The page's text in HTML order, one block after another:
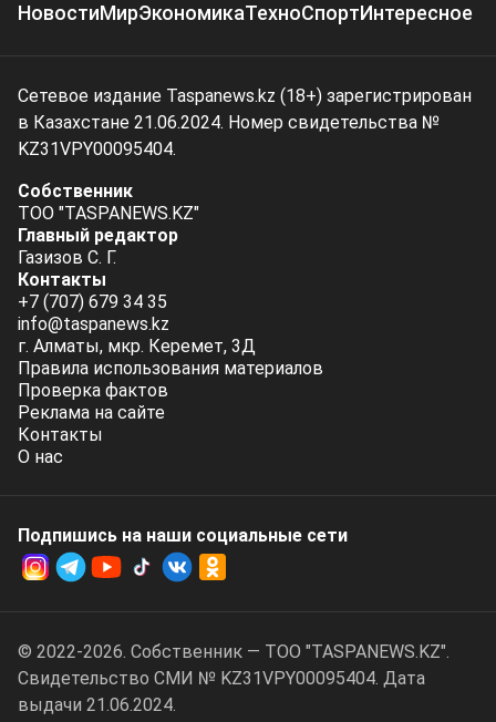
НовостиМирЭкономикаТехноСпортИнтересное
Сетевое издание Taspanews.kz (18+) зарегистрирован
в Казахстане 21.06.2024. Номер свидетельства №
KZ31VPY00095404.
Собственник
ТОО "TASPANEWS.KZ"
Главный редактор
Газизов С. Г.
Контакты
+7 (707) 679 34 35
info@taspanews.kz
г. Алматы, мкр. Керемет, 3Д
Правила использования материалов
Проверка фактов
Реклама на сайте
Контакты
О нас
Подпишись на наши социальные cети
© 2022-2026. Собственник — ТОО "TASPANEWS.KZ".
Cвидетельство СМИ № KZ31VPY00095404. Дата
выдачи 21.06.2024.